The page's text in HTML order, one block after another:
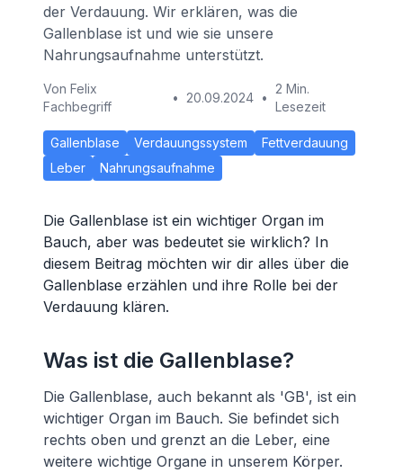
der Verdauung. Wir erklären, was die
Gallenblase ist und wie sie unsere
Nahrungsaufnahme unterstützt.
Von Felix
Fachbegriff
• 20.09.2024 •
2 Min.
Lesezeit
Gallenblase Verdauungssystem
Fettverdauung
Leber
Nahrungsaufnahme
Die Gallenblase ist ein wichtiger Organ im
Bauch, aber was bedeutet sie wirklich? In
diesem Beitrag möchten wir dir alles über die
Gallenblase erzählen und ihre Rolle bei der
Verdauung klären.
Was ist die Gallenblase?
Die Gallenblase, auch bekannt als 'GB', ist ein
wichtiger Organ im Bauch. Sie befindet sich
rechts oben und grenzt an die Leber, eine
weitere wichtige Organe in unserem Körper.